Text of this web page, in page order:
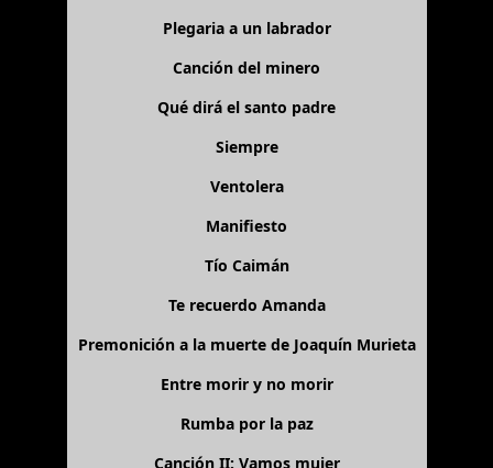
Plegaria a un labrador
Canción del minero
Qué dirá el santo padre
Siempre
Ventolera
Manifiesto
Tío Caimán
Te recuerdo Amanda
Premonición a la muerte de Joaquín Murieta
Entre morir y no morir
Rumba por la paz
Canción II: Vamos mujer